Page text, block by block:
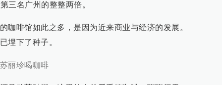
三名广州的整整两倍。
咖啡馆如此之多，是因为近来商业与经济的发展。
埋下了种子。
丽珍喝咖啡